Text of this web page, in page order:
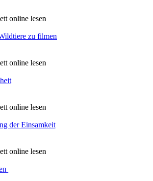
online lesen
zu filmen
online lesen
online lesen
der Einsamkeit
online lesen